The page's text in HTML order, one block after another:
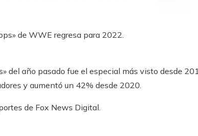
de WWE regresa para 2022.
del año pasado fue el especial más visto desde
y aumentó un 42% desde 2020.
de Fox News Digital.